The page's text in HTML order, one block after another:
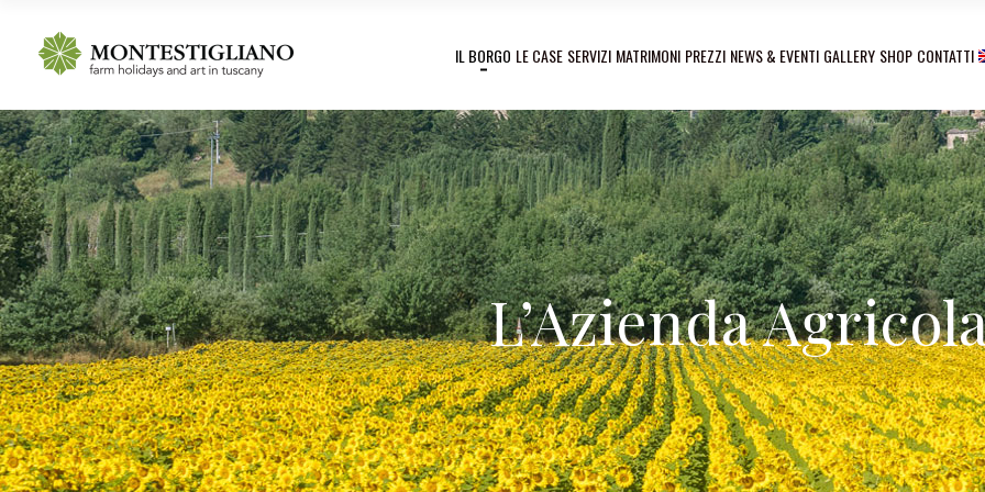
IL BORGO LE CASE SERVIZI MATRIMONI PREZZI NEWS & EVENTI GALLERY SHOP CONTATTI
L’Azienda